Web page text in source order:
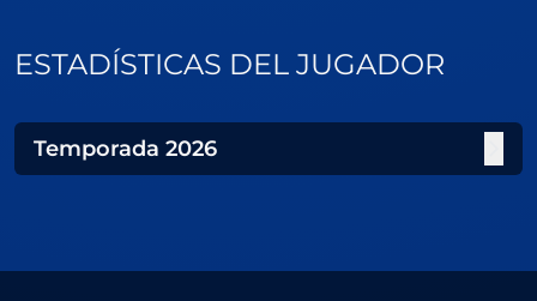
ESTADÍSTICAS DEL JUGADOR
Temporada 2026